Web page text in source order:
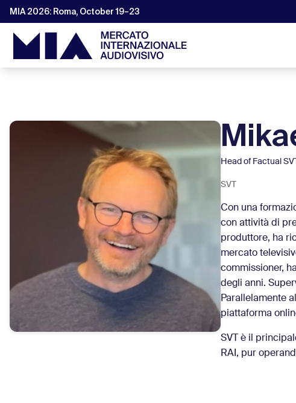
MIA 2026: Roma, October 19–23
Head of Factual
SVT
Con una
con attività di
produttore, ha
mercato
commissioner,
degli anni.
Parallelamente
piattaforma
SVT è il
RAI, pur